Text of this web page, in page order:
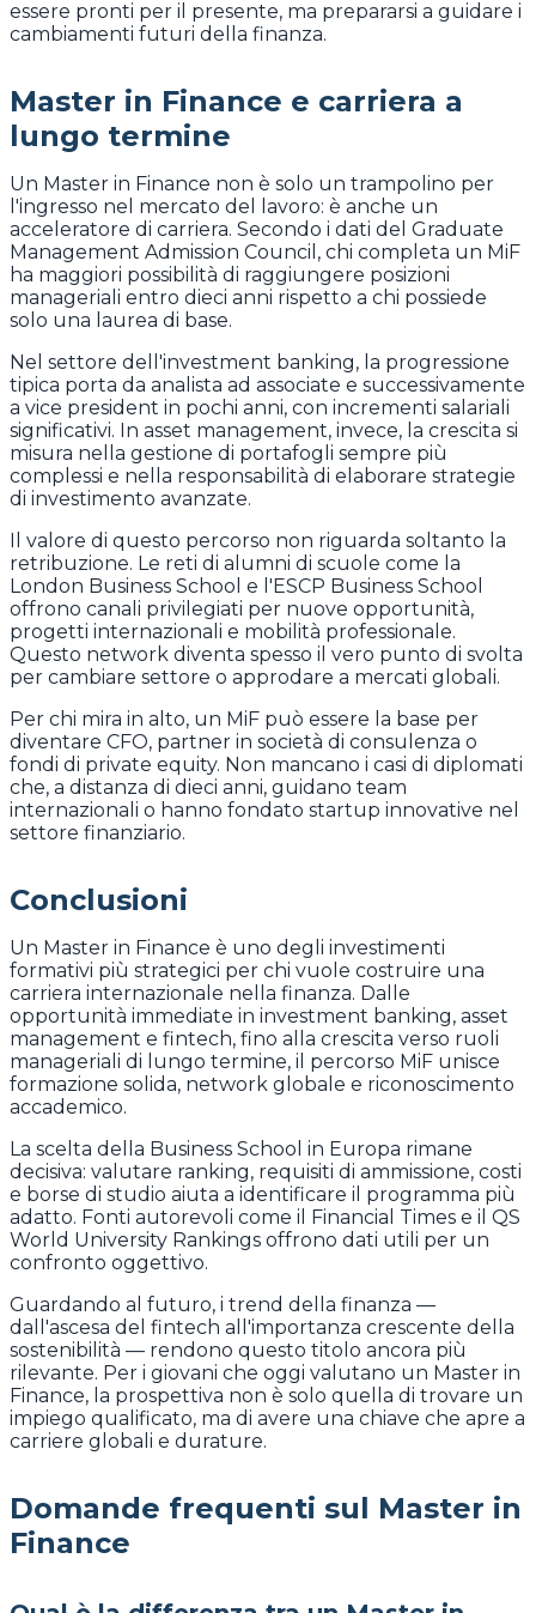
essere pronti per il presente, ma prepararsi a guidare i
cambiamenti futuri della finanza.
Master in Finance e carriera a
lungo termine
Un Master in Finance non è solo un trampolino per
l'ingresso nel mercato del lavoro: è anche un
acceleratore di carriera. Secondo i dati del Graduate
Management Admission Council, chi completa un MiF
ha maggiori possibilità di raggiungere posizioni
manageriali entro dieci anni rispetto a chi possiede
solo una laurea di base.
Nel settore dell'investment banking, la progressione
tipica porta da analista ad associate e successivamente
a vice president in pochi anni, con incrementi salariali
significativi. In asset management, invece, la crescita si
misura nella gestione di portafogli sempre più
complessi e nella responsabilità di elaborare strategie
di investimento avanzate.
Il valore di questo percorso non riguarda soltanto la
retribuzione. Le reti di alumni di scuole come la
London Business School e l'ESCP Business School
offrono canali privilegiati per nuove opportunità,
progetti internazionali e mobilità professionale.
Questo network diventa spesso il vero punto di svolta
per cambiare settore o approdare a mercati globali.
Per chi mira in alto, un MiF può essere la base per
diventare CFO, partner in società di consulenza o
fondi di private equity. Non mancano i casi di diplomati
che, a distanza di dieci anni, guidano team
internazionali o hanno fondato startup innovative nel
settore finanziario.
Conclusioni
Un Master in Finance è uno degli investimenti
formativi più strategici per chi vuole costruire una
carriera internazionale nella finanza. Dalle
opportunità immediate in investment banking, asset
management e fintech, fino alla crescita verso ruoli
manageriali di lungo termine, il percorso MiF unisce
formazione solida, network globale e riconoscimento
accademico.
La scelta della Business School in Europa rimane
decisiva: valutare ranking, requisiti di ammissione, costi
e borse di studio aiuta a identificare il programma più
adatto. Fonti autorevoli come il Financial Times e il QS
World University Rankings offrono dati utili per un
confronto oggettivo.
Guardando al futuro, i trend della finanza —
dall'ascesa del fintech all'importanza crescente della
sostenibilità — rendono questo titolo ancora più
rilevante. Per i giovani che oggi valutano un Master in
Finance, la prospettiva non è solo quella di trovare un
impiego qualificato, ma di avere una chiave che apre a
carriere globali e durature.
Domande frequenti sul Master in
Finance